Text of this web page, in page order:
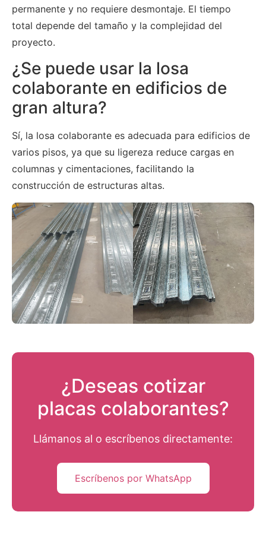
permanente y no requiere desmontaje. El tiempo
total depende del tamaño y la complejidad del
proyecto.
¿Se puede usar la losa
colaborante en edificios de
gran altura?
Sí, la losa colaborante es adecuada para edificios de
varios pisos, ya que su ligereza reduce cargas en
columnas y cimentaciones, facilitando la
construcción de estructuras altas.
¿Deseas cotizar
placas colaborantes?
Llámanos al o escríbenos directamente:
Escríbenos por WhatsApp